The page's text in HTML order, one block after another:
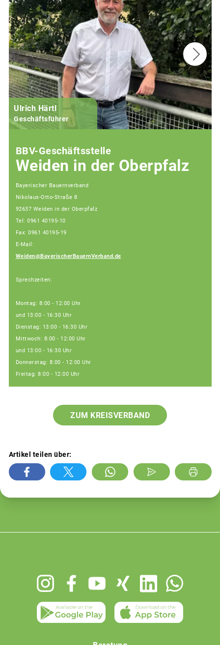
Ulrich Härtl
Geschäftsführer
BBV-Geschäftsstelle
Weiden in der Oberpfalz
Bayerischer Bauernverband
Nikolaus-Otto-Straße 8
92637 Weiden in der Oberpfalz
Tel: 0961 40195-10
Fax: 0961 40195-19
E-Mail:
Weiden@BayerischerBauernVerband.de
Sprechzeiten:
Montag: 8:00 - 12:00 Uhr
und 13:00 - 16:30 Uhr
Dienstag: 13:00 - 16:30 Uhr
Mittwoch: 8:00 - 12:00 Uhr
und 13:00 - 16:30 Uhr
Donnerstag: 8:00 - 12:00 Uhr
Freitag: 8:00 - 12:00 Uhr
ZUM KREISVERBAND
Artikel teilen über: